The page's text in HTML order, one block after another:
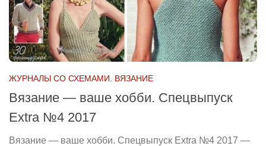
ЖУРНАЛЫ СО СХЕМАМИ. ВЯЗАНИЕ
Вязание — ваше хобби. Спецвыпуск
Extra №4 2017
Вязание — ваше хобби. Спецвыпуск Extra №4 2017 —